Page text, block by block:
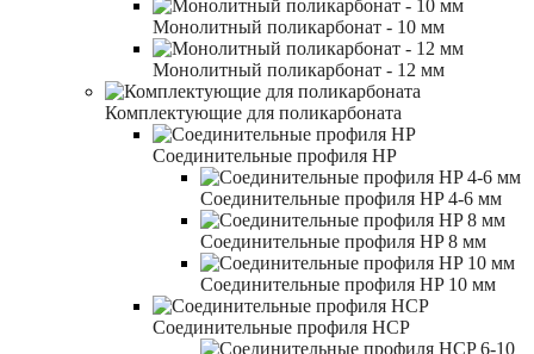
Монолитный поликарбонат - 10 мм
Монолитный поликарбонат - 12 мм
Комплектующие для поликарбоната
Соединительные профиля HP
Соединительные профиля HP 4-6 мм
Соединительные профиля HP 8 мм
Соединительные профиля HP 10 мм
Соединительные профиля HCP